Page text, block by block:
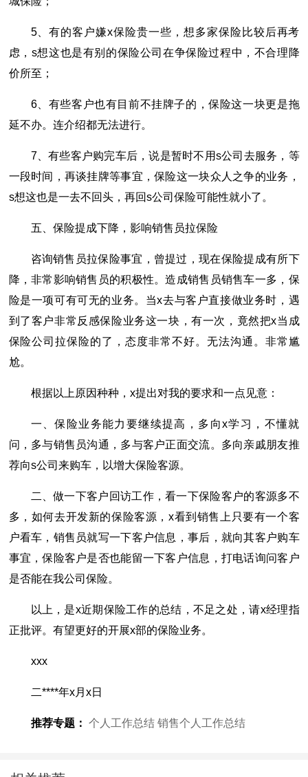
5、有的客户嫌x保险贵一些，想多家保险比较后再考
虑，s想这也是有别的保险公司在争保险过程中，不合理降
价所至；
6、有些客户也有目前不挂牌子的，保险这一块更是拖
延不办。连介绍都无法进行。
7、有些客户购完车后，说是暂时不用s公司去服务，等
一段时间，再谈挂牌等事宜，保险这一块众人之争的业务，
s想这也是一去不回头，再回s公司保险可能性就小了。
五、保险提成下降，影响销售员拉保险
咨询销售员拉保险事宜，曾提过，现在保险提成有所下
降，非常影响销售员的积极性。造成销售员销售车一多，保
险是一项可有可无的业务。当x去与客户直接做业务时，遇
到了客户非常反感保险业务这一块，有一次，竟然把x当成
保险公司拉保险的了，态度非常不好。无法沟通。非常尴
尬。
根据以上原因种种，x提出对我的要求和一点见意：
一、保险业务能力要继续提高，多向x学习，不懂就
问，多与销售员沟通，多与客户正面交流。多向亲戚朋友推
荐向s公司来购车，以增大保险客源。
二、做一下客户回访工作，看一下保险客户的客源多不
多，如何去开发新的保险客源，x看到销售上只要有一个客
户看车，销售员就写一下客户信息，事后，就向其客户购车
事宜，保险客户是否也能留一下客户信息，打电话询问客户
是否能在我公司保险。
以上，是x近期保险工作的总结，不足之处，请x经理指
正批评。有望更好的开展x部的保险业务。
xxx
二****年x月x日
推荐专题： 个人工作总结 销售个人工作总结